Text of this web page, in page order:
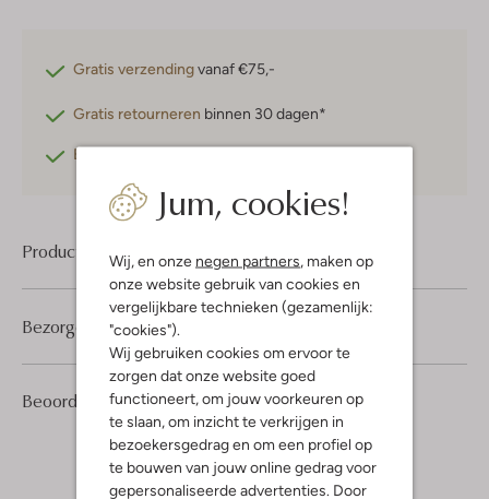
Jum, cookies!
Wij, en onze negen partners, maken op
onze website gebruik van cookies en
vergelijkbare technieken (gezamenlijk:
"cookies").
Wij gebruiken cookies om ervoor te
zorgen dat onze website goed
functioneert, om jouw voorkeuren op
te slaan, om inzicht te verkrijgen in
bezoekersgedrag en om een profiel op
te bouwen van jouw online gedrag voor
gepersonaliseerde advertenties. Door
Gratis verzendingvanaf €75,-
Gratis retourneren binnen 30 dagen*
Betaal achteraf
Product informatie
Beoordelingen (1) 5/5
1
5
Sterren
Bezorgen & retourneren